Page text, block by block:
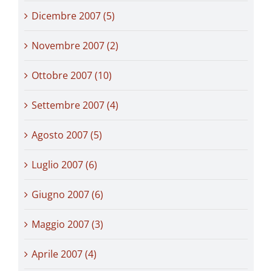
Dicembre 2007 (5)
Novembre 2007 (2)
Ottobre 2007 (10)
Settembre 2007 (4)
Agosto 2007 (5)
Luglio 2007 (6)
Giugno 2007 (6)
Maggio 2007 (3)
Aprile 2007 (4)